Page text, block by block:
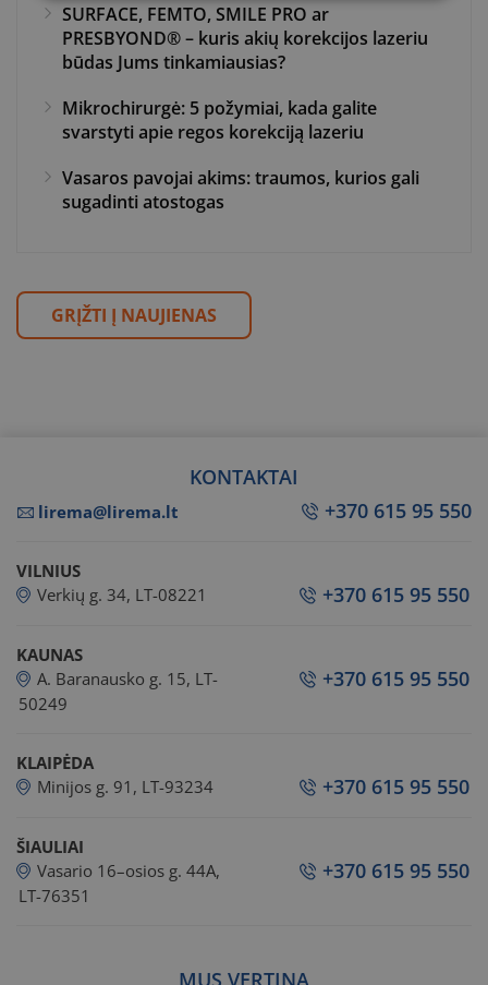
SURFACE, FEMTO, SMILE PRO ar
PRESBYOND® – kuris akių korekcijos lazeriu
būdas Jums tinkamiausias?
Mikrochirurgė: 5 požymiai, kada galite
svarstyti apie regos korekciją lazeriu
Vasaros pavojai akims: traumos, kurios gali
sugadinti atostogas
GRĮŽTI Į NAUJIENAS
KONTAKTAI
lirema@lirema.lt +370 615 95 550
VILNIUS
Verkių g. 34, LT-08221
+370 615 95 550
KAUNAS
A. Baranausko g. 15, LT-
50249
+370 615 95 550
KLAIPĖDA
Minijos g. 91, LT-93234
+370 615 95 550
ŠIAULIAI
Vasario 16–osios g. 44A,
LT-76351
+370 615 95 550
MUS VERTINA